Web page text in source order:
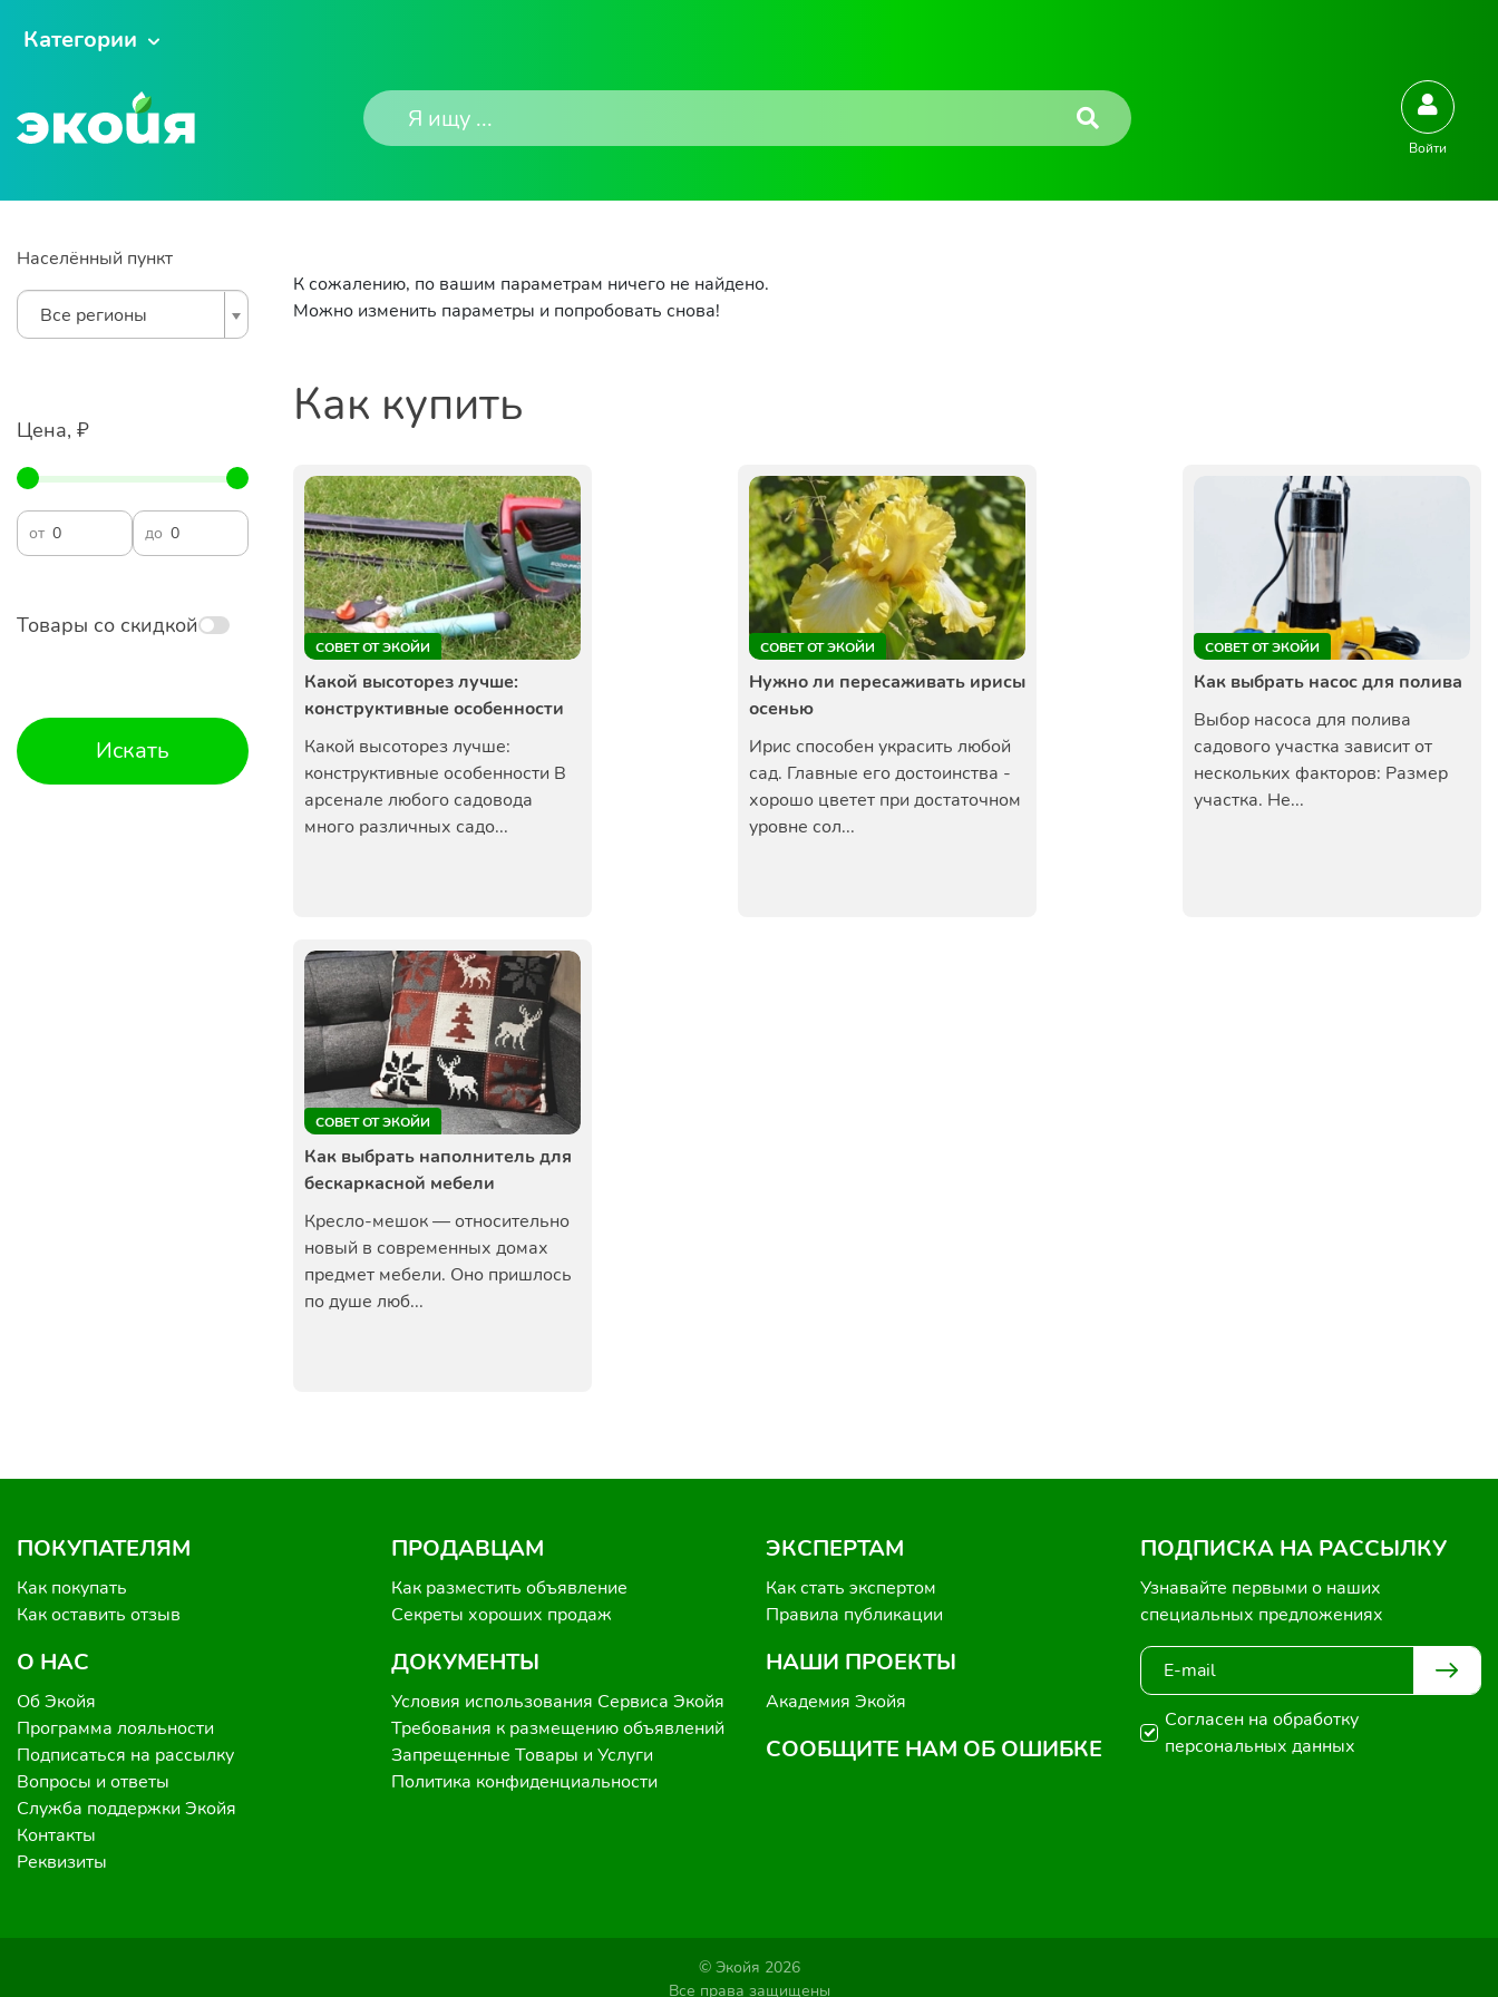
Категории
Войти
Населённый пункт
Все регионы
Цена, ₽
от до
Товары со скидкой
Искать
К сожалению, по вашим параметрам ничего не найдено.
Можно изменить параметры и попробовать снова!
Как купить
СОВЕТ ОТ ЭКОЙИ
Какой высоторез лучше:
конструктивные особенности
Какой высоторез лучше:
конструктивные особенности В
арсенале любого садовода
много различных садо...
СОВЕТ ОТ ЭКОЙИ
Нужно ли пересаживать ирисы
осенью
Ирис способен украсить любой
сад. Главные его достоинства -
хорошо цветет при достаточном
уровне сол...
СОВЕТ ОТ ЭКОЙИ
Как выбрать насос для полива
Выбор насоса для полива
садового участка зависит от
нескольких факторов: Размер
участка. Не...
СОВЕТ ОТ ЭКОЙИ
Как выбрать наполнитель для
бескаркасной мебели
Кресло-мешок — относительно
новый в современных домах
предмет мебели. Оно пришлось
по душе люб...
ПОКУПАТЕЛЯМ
Как покупать
Как оставить отзыв
О НАС
Об Экойя
Программа лояльности
Подписаться на рассылку
Вопросы и ответы
Служба поддержки Экойя
Контакты
Реквизиты
ПРОДАВЦАМ
Как разместить объявление
Секреты хороших продаж
ДОКУМЕНТЫ
Условия использования Сервиса Экойя
Требования к размещению объявлений
Запрещенные Товары и Услуги
Политика конфиденциальности
ЭКСПЕРТАМ
Как стать экспертом
Правила публикации
НАШИ ПРОЕКТЫ
Академия Экойя
СООБЩИТЕ НАМ ОБ ОШИБКЕ
ПОДПИСКА НА РАССЫЛКУ
Узнавайте первыми о наших
специальных предложениях
Согласен на обработку
персональных данных
© Экойя 2026
Все права защищены